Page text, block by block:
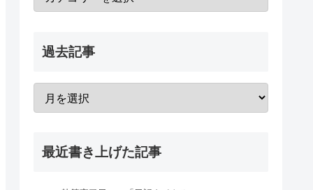
過去記事
最近書き上げた記事